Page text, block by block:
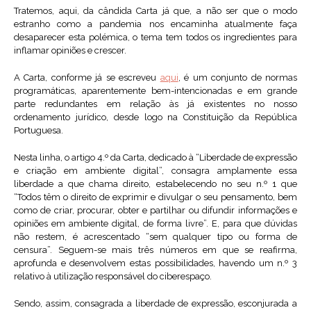
Tratemos, aqui, da cândida Carta já que, a não ser que o modo
estranho como a pandemia nos encaminha atualmente faça
desaparecer esta polémica, o tema tem todos os ingredientes para
inflamar opiniões e crescer.
A Carta, conforme já se escreveu aqui, é um conjunto de normas
programáticas, aparentemente bem-intencionadas e em grande
parte redundantes em relação às já existentes no nosso
ordenamento jurídico, desde logo na Constituição da República
Portuguesa.
Nesta linha, o artigo 4.º da Carta, dedicado à “Liberdade de expressão
e criação em ambiente digital”, consagra amplamente essa
liberdade a que chama direito, estabelecendo no seu n.º 1 que
“Todos têm o direito de exprimir e divulgar o seu pensamento, bem
como de criar, procurar, obter e partilhar ou difundir informações e
opiniões em ambiente digital, de forma livre”. E, para que dúvidas
não restem, é acrescentado “sem qualquer tipo ou forma de
censura”. Seguem-se mais três números em que se reafirma,
aprofunda e desenvolvem estas possibilidades, havendo um n.º 3
relativo à utilização responsável do ciberespaço.
Sendo, assim, consagrada a liberdade de expressão, esconjurada a